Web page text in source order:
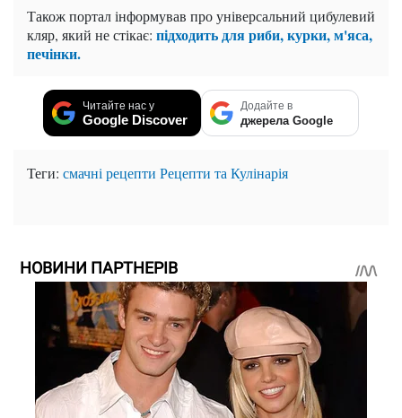
Також портал інформував про універсальний цибулевий
кляр, який не стікає: підходить для риби, курки, м'яса,
печінки.
Читайте нас у
Google Discover
Додайте в
джерела Google
Теги: смачні рецепти Рецепти та Кулінарія
НОВИНИ ПАРТНЕРІВ